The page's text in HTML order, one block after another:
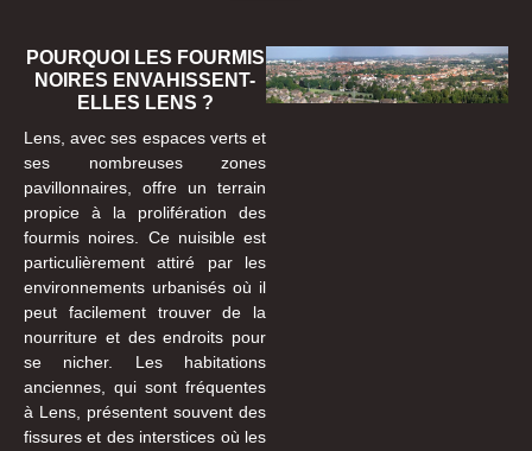
POURQUOI LES FOURMIS
NOIRES ENVAHISSENT-
ELLES LENS ?
Lens, avec ses espaces verts et
ses nombreuses zones
pavillonnaires, offre un terrain
propice à la prolifération des
fourmis noires. Ce nuisible est
particulièrement attiré par les
environnements urbanisés où il
peut facilement trouver de la
nourriture et des endroits pour
se nicher. Les habitations
anciennes, qui sont fréquentes
à Lens, présentent souvent des
fissures et des interstices où les